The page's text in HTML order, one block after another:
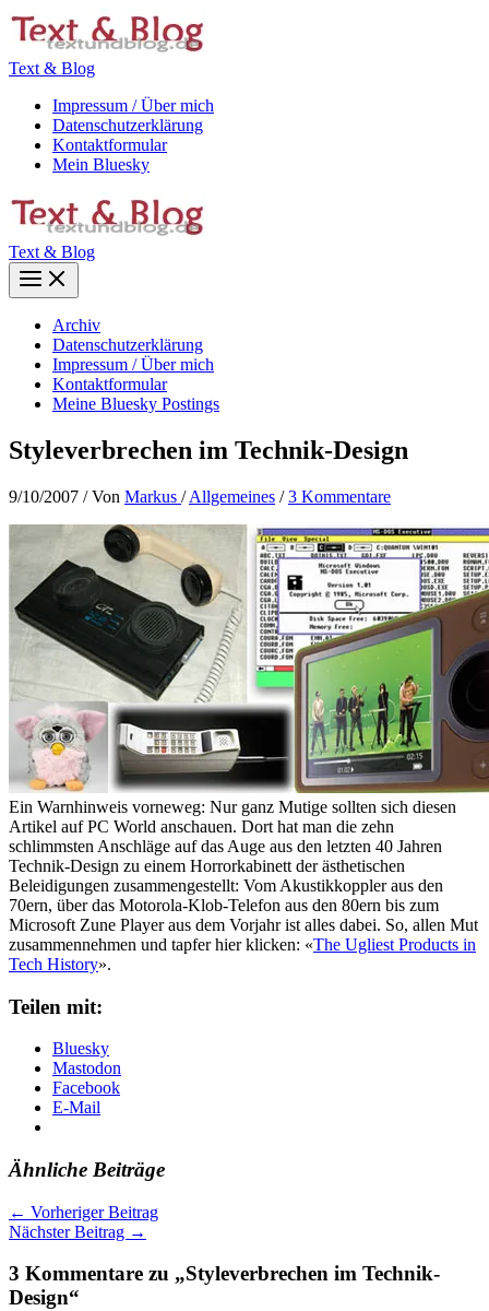
Zum
Inhalt
Text & Blog
Impressum / Über mich
Datenschutzerklärung
Kontaktformular
Mein Bluesky
Text & Blog
Main
Menu
Archiv
Datenschutzerklärung
Impressum / Über mich
Kontaktformular
Meine Bluesky Postings
Styleverbrechen im Technik-Design
9/10/2007 / Von Markus /Allgemeines /3 Kommentare
Ein Warnhinweis vorneweg: Nur ganz Mutige sollten sich diesen
Artikel auf PC World anschauen. Dort hat man die zehn
schlimmsten Anschläge auf das Auge aus den letzten 40 Jahren
Technik-Design zu einem Horrorkabinett der ästhetischen
Beleidigungen zusammengestellt: Vom Akustikkoppler aus den
70ern, über das Motorola-Klob-Telefon aus den 80ern bis zum
Microsoft Zune Player aus dem Vorjahr ist alles dabei. So, allen Mut
zusammennehmen und tapfer hier klicken: «The Ugliest Products in
Tech History».
Teilen mit:
Bluesky
Mastodon
Facebook
E-Mail
Ähnliche Beiträge
← Vorheriger Beitrag
Nächster Beitrag →
3 Kommentare zu „Styleverbrechen im Technik-
Design“